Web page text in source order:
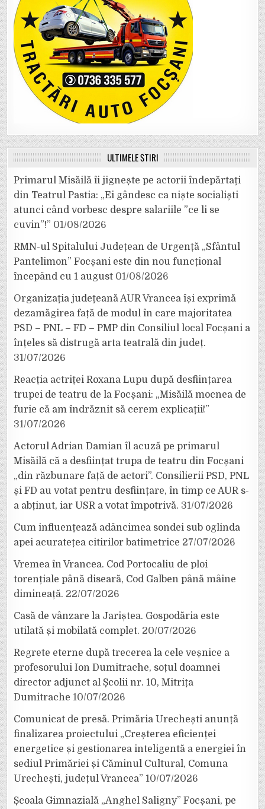
ULTIMELE ȘTIRI
Primarul Misăilă îi jignește pe actorii îndepărtați
din Teatrul Pastia: „Ei gândesc ca niște socialiști
atunci când vorbesc despre salariile ”ce li se
cuvin”!” 01/08/2026
RMN-ul Spitalului Județean de Urgență „Sfântul
Pantelimon” Focșani este din nou funcțional
începând cu 1 august 01/08/2026
Organizația județeană AUR Vrancea își exprimă
dezamăgirea față de modul în care majoritatea
PSD – PNL – FD – PMP din Consiliul local Focșani a
înțeles să distrugă arta teatrală din județ.
31/07/2026
Reacția actriței Roxana Lupu după desființarea
trupei de teatru de la Focșani: „Misăilă mocnea de
furie că am îndrăznit să cerem explicații!”
31/07/2026
Actorul Adrian Damian îl acuză pe primarul
Misăilă că a desființat trupa de teatru din Focșani
„din răzbunare față de actori”. Consilierii PSD, PNL
și FD au votat pentru desființare, în timp ce AUR s-
a abținut, iar USR a votat împotrivă. 31/07/2026
Cum influențează adâncimea sondei sub oglinda
apei acuratețea citirilor batimetrice 27/07/2026
Vremea în Vrancea. Cod Portocaliu de ploi
torențiale până diseară, Cod Galben până mâine
dimineață. 22/07/2026
Casă de vânzare la Jariștea. Gospodăria este
utilată și mobilată complet. 20/07/2026
Regrete eterne după trecerea la cele veșnice a
profesorului Ion Dumitrache, soțul doamnei
director adjunct al Școlii nr. 10, Mitrița
Dumitrache 10/07/2026
Comunicat de presă. Primăria Urechești anunță
finalizarea proiectului „Creșterea eficienței
energetice și gestionarea inteligentă a energiei în
sediul Primăriei și Căminul Cultural, Comuna
Urechești, județul Vrancea” 10/07/2026
Școala Gimnazială „Anghel Saligny” Focșani, pe